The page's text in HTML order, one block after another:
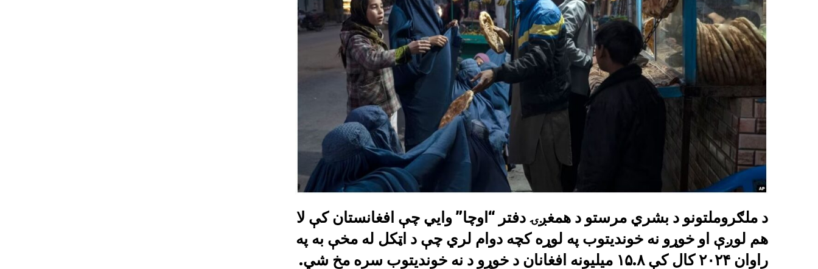
د ملګروملتونو د بشري مرستو د همغږۍ دفتر “اوچا” وايي چې افغانستان کې لا
هم لوږې او خوړو نه خوندیتوب په لوړه کچه دوام لري چې د اټکل له مخې به په
راوان ۲۰۲۴ کال کې ۱۵.۸ میلیونه افغانان د خوړو د نه خوندیتوب سره مخ شي.